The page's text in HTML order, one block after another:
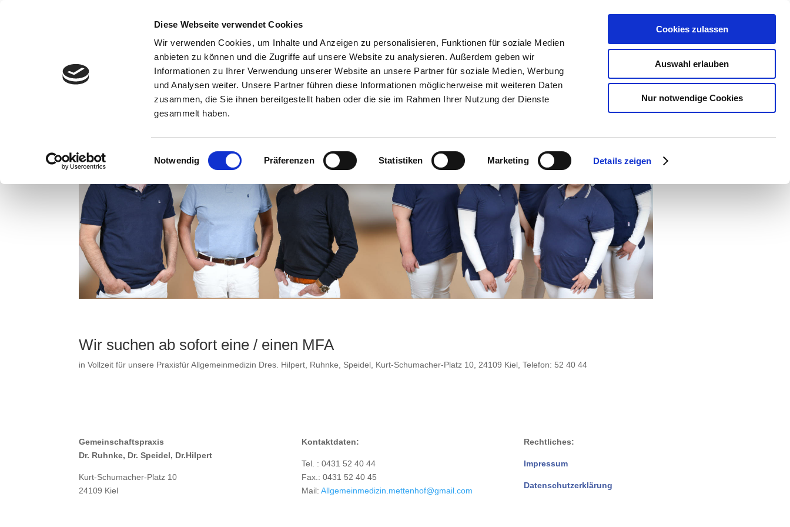
Diese Webseite verwendet Cookies
Wir verwenden Cookies, um Inhalte und Anzeigen zu personalisieren, Funktionen für soziale Medien
anbieten zu können und die Zugriffe auf unsere Website zu analysieren. Außerdem geben wir
Informationen zu Ihrer Verwendung unserer Website an unsere Partner für soziale Medien, Werbung
und Analysen weiter. Unsere Partner führen diese Informationen möglicherweise mit weiteren Daten
zusammen, die Sie ihnen bereitgestellt haben oder die sie im Rahmen Ihrer Nutzung der Dienste
gesammelt haben.
Einwilligungsauswahl
Notwendig Präferenzen Statistiken Marketing Details zeigen
Cookies zulassen
Auswahl erlauben
Nur notwendige Cookies
Kontakt
Wir suchen ab sofort eine / einen MFA
in Vollzeit für unsere Praxisfür Allgemeinmedizin Dres. Hilpert, Ruhnke, Speidel, Kurt-Schumacher-Platz 10, 24109 Kiel, Telefon: 52 40 44
Gemeinschaftspraxis
Dr. Ruhnke, Dr. Speidel, Dr.Hilpert
Kurt-Schumacher-Platz 10
24109 Kiel
Kontaktdaten:
Tel. : 0431 52 40 44
Fax.: 0431 52 40 45
Mail: Allgemeinmedizin.mettenhof@gmail.com
Rechtliches:
Impressum
Datenschutzerklärung